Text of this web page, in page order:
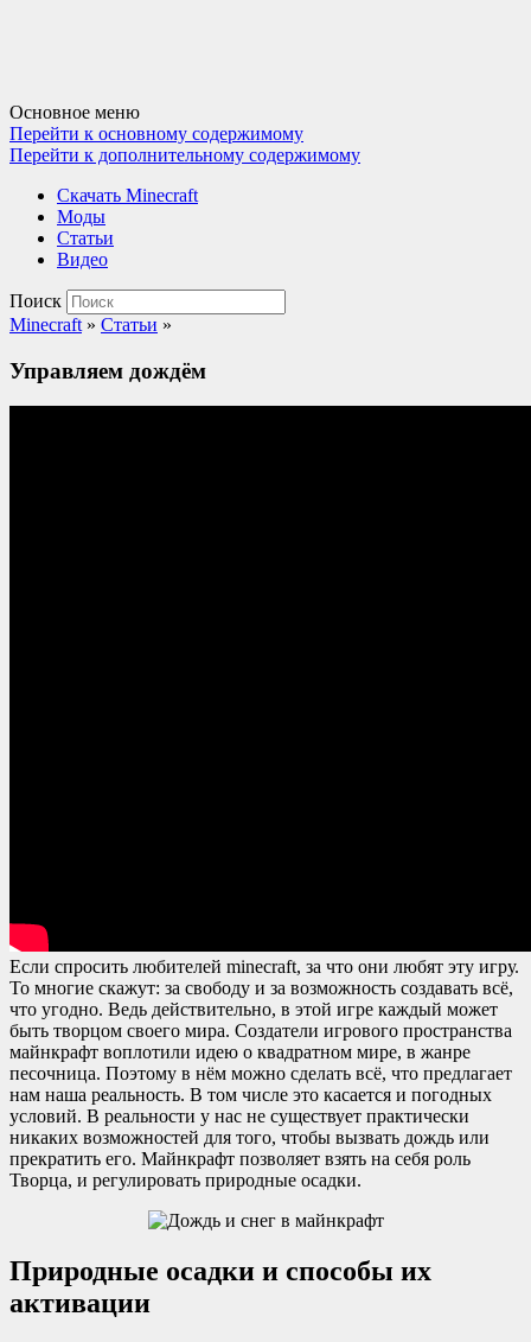
Основное меню
Перейти к основному содержимому
Перейти к дополнительному содержимому
Cкачать Minecraft
Моды
Статьи
Видео
Поиск
Minecraft » Статьи »
Управляем дождём
Если спросить любителей minecraft, за что они любят эту игру.
То многие скажут: за свободу и за возможность создавать всё,
что угодно. Ведь действительно, в этой игре каждый может
быть творцом своего мира. Создатели игрового пространства
майнкрафт воплотили идею о квадратном мире, в жанре
песочница. Поэтому в нём можно сделать всё, что предлагает
нам наша реальность. В том числе это касается и погодных
условий. В реальности у нас не существует практически
никаких возможностей для того, чтобы вызвать дождь или
прекратить его. Майнкрафт позволяет взять на себя роль
Творца, и регулировать природные осадки.
Природные осадки и способы их
активации